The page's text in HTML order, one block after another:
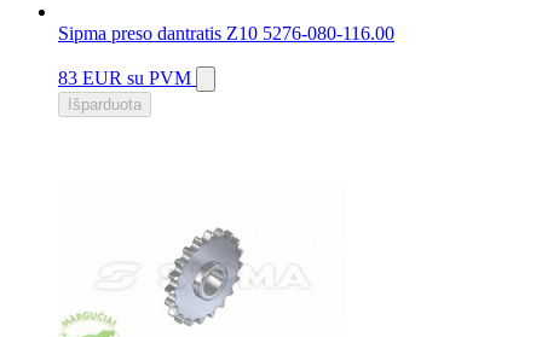
Sipma preso dantratis Z10 5276-080-116.00
83 EUR su PVM
Išparduota